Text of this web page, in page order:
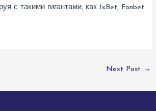
с такими гигантами, как 1xBet, Fonbet
Next Post →